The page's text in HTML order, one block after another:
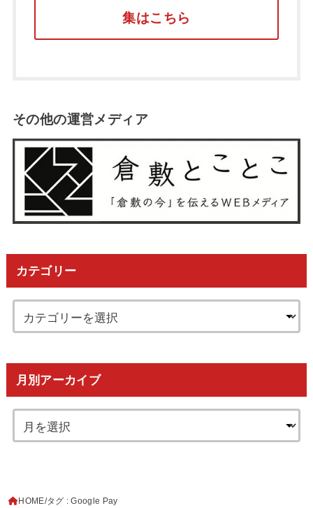
集はこちら
その他の運営メディア
カテゴリー
月別アーカイブ
HOME タグ : Google Pay